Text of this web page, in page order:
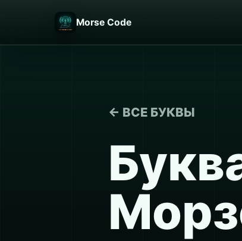
Morse Code
← ВСЕ БУКВЫ